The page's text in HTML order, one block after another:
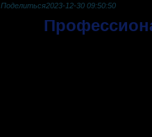
Поделиться2023-12-30 09:50:50